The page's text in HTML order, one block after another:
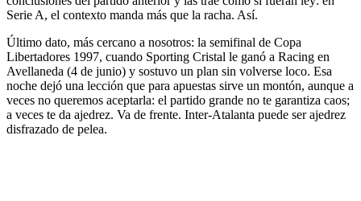
Serie A, el contexto manda más que la racha. Así.
Último dato, más cercano a nosotros: la semifinal de Copa
Libertadores 1997, cuando Sporting Cristal le ganó a Racing en
Avellaneda (4 de junio) y sostuvo un plan sin volverse loco. Esa
noche dejó una lección que para apuestas sirve un montón, aunque a
veces no queremos aceptarla: el partido grande no te garantiza caos;
a veces te da ajedrez. Va de frente. Inter-Atalanta puede ser ajedrez
disfrazado de pelea.